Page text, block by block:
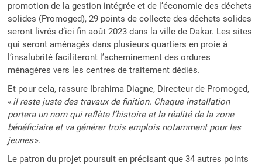
promotion de la gestion intégrée et de l’économie des déchets
solides (Promoged), 29 points de collecte des déchets solides
seront livrés d’ici fin août 2023 dans la ville de Dakar. Les sites
qui seront aménagés dans plusieurs quartiers en proie à
l’insalubrité faciliteront l’acheminement des ordures
ménagères vers les centres de traitement dédiés.
Et pour cela, rassure Ibrahima Diagne, Directeur de Promoged,
« il reste juste des travaux de finition. Chaque installation
portera un nom qui reflète l’histoire et la réalité de la zone
bénéficiaire et va générer trois emplois notamment pour les
jeunes».
Le patron du projet poursuit en précisant que 34 autres points